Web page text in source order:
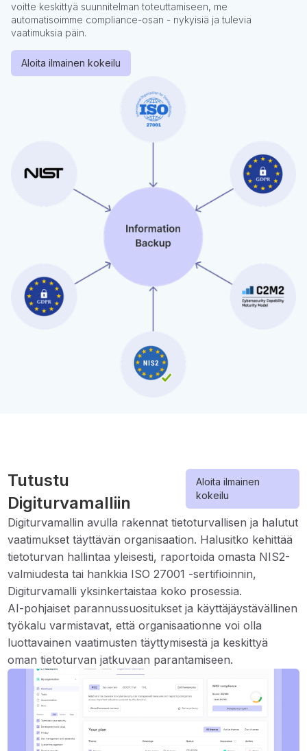
voitte keskittyä suunnitelman toteuttamiseen, me
automatisoimme compliance-osan - nykyisiä ja tulevia
vaatimuksia päin.
Aloita ilmainen kokeilu
Tutustu
Digiturvamalliin
Aloita ilmainen
kokeilu
Digiturvamallin avulla rakennat tietoturvallisen ja halutut
vaatimukset täyttävän organisaation. Halusitko kehittää
tietoturvan hallintaa yleisesti, raportoida omasta NIS2-
valmiudesta tai hankkia ISO 27001 -sertifioinnin,
Digiturvamalli yksinkertaistaa koko prosessia.
AI-pohjaiset parannussuositukset ja käyttäjäystävällinen
työkalu varmistavat, että organisaationne voi olla
luottavainen vaatimusten täyttymisestä ja keskittyä
oman tietoturvan jatkuvaan parantamiseen.